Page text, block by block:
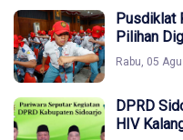
Pusdiklat
Pilihan
Rabu, 05
DPRD
HIV